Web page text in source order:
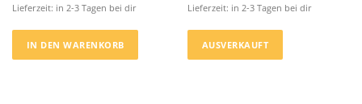
Lieferzeit: in 2-3 Tagen bei dir
IN DEN WARENKORB
Lieferzeit: in 2-3 Tagen bei dir
AUSVERKAUFT